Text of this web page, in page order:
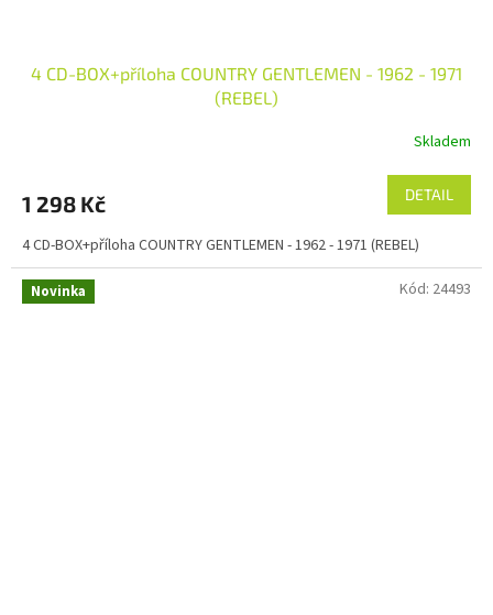
4 CD-BOX+příloha COUNTRY GENTLEMEN - 1962 - 1971
(REBEL)
Skladem
1 298 Kč DETAIL
4 CD-BOX+příloha COUNTRY GENTLEMEN - 1962 - 1971 (REBEL)
Novinka Kód: 24493